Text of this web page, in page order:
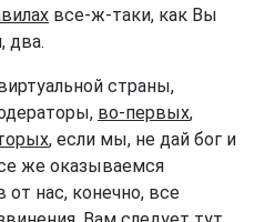
все-ж-таки, как Вы
два.
страны,
во-первых,
, если мы, не дай бог и
же оказываемся
нас, конечно, все